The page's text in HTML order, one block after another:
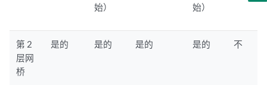
始）
始）
第 2
层网
桥
是的 是的 是的 是的 不